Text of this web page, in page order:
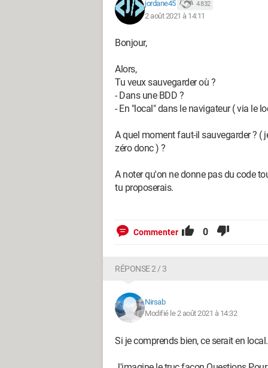
SVP, merci
Nirsab
jordane45 4 832
2 août 2021 à 14:11
Bonjour,
Alors,
Tu veux sauvegarder où ?
- Dans une BDD ?
- En "local" dans le navigateur ( via le
A quel moment faut-il sauvegarder ? (
zéro donc ) ?
A noter qu'on ne donne pas du code
tu proposerais.
Commenter 0
RÉPONSE 2 / 3
Nirsab
Modifié le 2 août 2021 à 14:32
Si je comprends bien, ce serait en local.